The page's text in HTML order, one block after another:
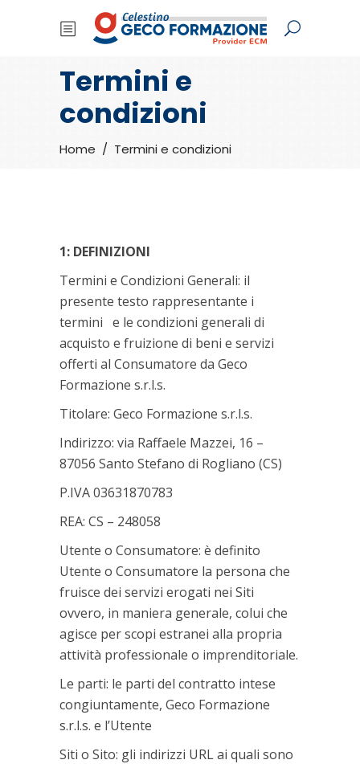
Termini e
condizioni
Home / Termini e condizioni
1: DEFINIZIONI
Termini e Condizioni Generali: il
presente testo rappresentante i
termini e le condizioni generali di
acquisto e fruizione di beni e servizi
offerti al Consumatore da Geco
Formazione s.r.l.s.
Titolare: Geco Formazione s.r.l.s.
Indirizzo: via Raffaele Mazzei, 16 –
87056 Santo Stefano di Rogliano (CS)
P.IVA 03631870783
REA: CS – 248058
Utente o Consumatore: è definito
Utente o Consumatore la persona che
fruisce dei servizi erogati nei Siti
ovvero, in maniera generale, colui che
agisce per scopi estranei alla propria
attività professionale o imprenditoriale.
Le parti: le parti del contratto intese
congiuntamente, Geco Formazione
s.r.l.s. e l’Utente
Siti o Sito: gli indirizzi URL ai quali sono